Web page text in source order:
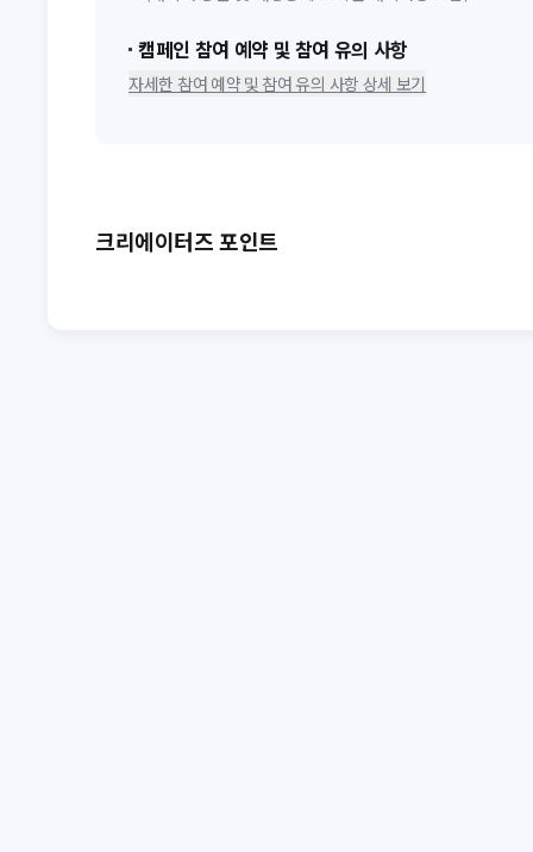
캠페인 참여 예약 및 참여 유의 사항
자세한 참여 예약 및 참여 유의 사항 상세 보기
크리에이터즈 포인트